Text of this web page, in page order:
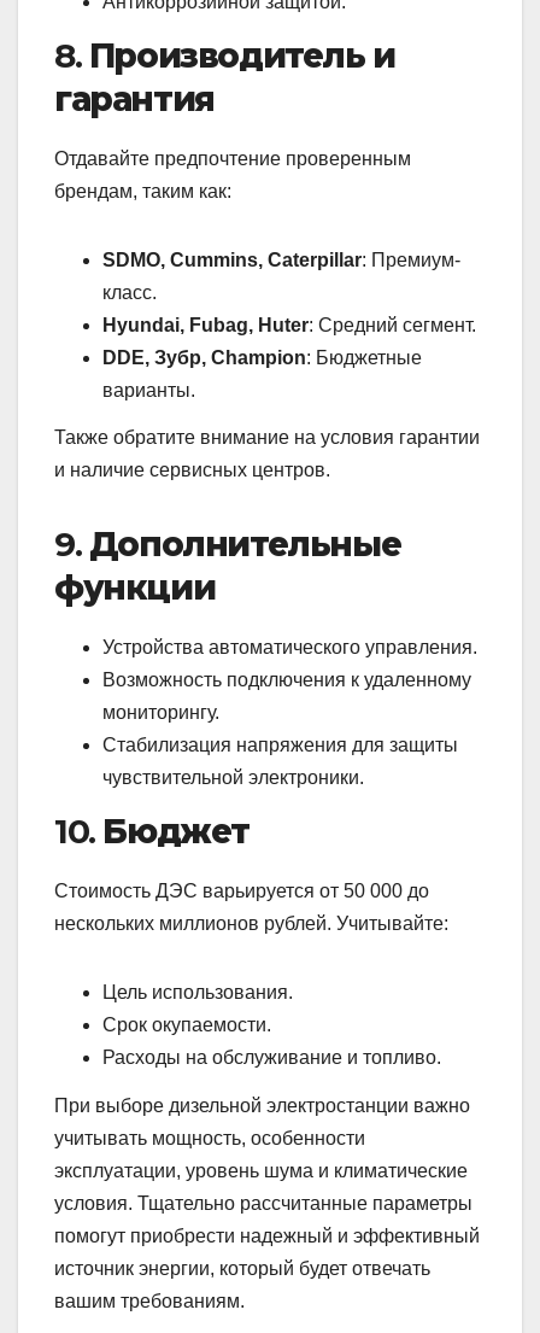
8. Производитель и
гарантия
Отдавайте предпочтение проверенным
брендам, таким как:
SDMO, Cummins, Caterpillar: Премиум-
класс.
Hyundai, Fubag, Huter: Средний сегмент.
DDE, Зубр, Champion: Бюджетные
варианты.
Также обратите внимание на условия гарантии
и наличие сервисных центров.
9. Дополнительные
функции
Устройства автоматического управления.
Возможность подключения к удаленному
мониторингу.
Стабилизация напряжения для защиты
чувствительной электроники.
10. Бюджет
Стоимость ДЭС варьируется от 50 000 до
нескольких миллионов рублей. Учитывайте:
Цель использования.
Срок окупаемости.
Расходы на обслуживание и топливо.
При выборе дизельной электростанции важно
учитывать мощность, особенности
эксплуатации, уровень шума и климатические
условия. Тщательно рассчитанные параметры
помогут приобрести надежный и эффективный
источник энергии, который будет отвечать
вашим требованиям.